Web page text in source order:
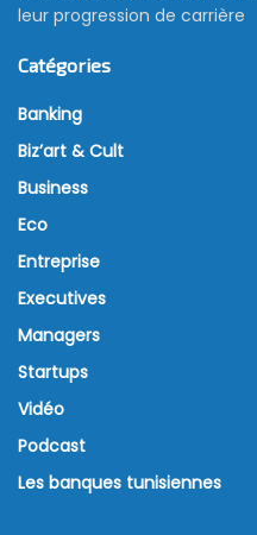
leur progression de carrière
Catégories
Banking
Biz’art & Cult
Business
Eco
Entreprise
Executives
Managers
Startups
Vidéo
Podcast
Les banques tunisiennes